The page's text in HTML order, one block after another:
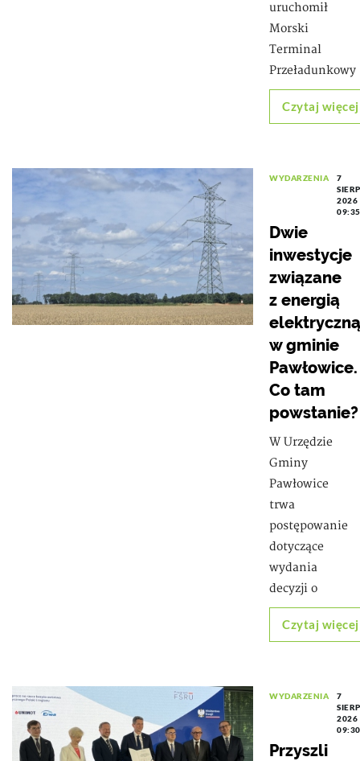
uruchomił
Morski
Terminal
Przeładunkowy
Czytaj więcej
WYDARZENIA
7
2026
09:35
Dwie
inwestycje
związane
z energią
elektryczną
w gminie
Pawłowice.
Co tam
powstanie?
W Urzędzie
Gminy
Pawłowice
trwa
postępowanie
dotyczące
wydania
decyzji o
Czytaj więcej
WYDARZENIA
7
2026
09:30
Przyszli